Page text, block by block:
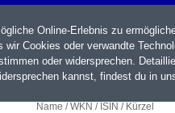
Name / WKN / ISIN / Kürzel
Online-Erlebnis zu
Cookies oder verwandte
oder widersprechen.
kannst, findest du in